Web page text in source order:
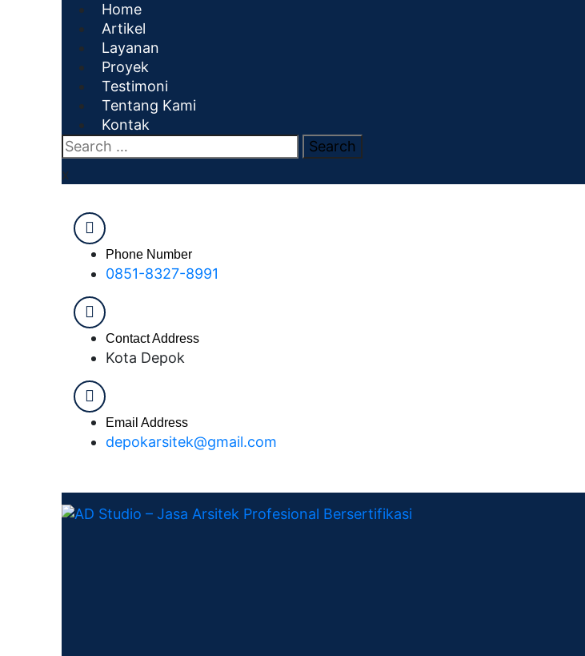
Home
Artikel
Layanan
Proyek
Testimoni
Tentang Kami
Kontak
Search
for:
x
Phone Number
0851-8327-8991
Contact Address
Kota Depok
Email Address
depokarsitek@gmail.com